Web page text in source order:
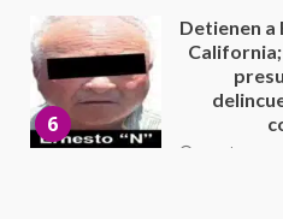
7
Sin
26 junio